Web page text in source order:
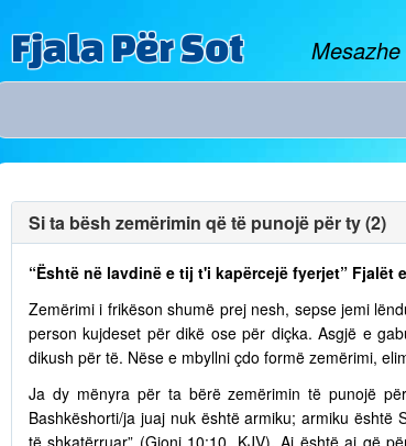
Fjala Për Sot
Si ta bësh zemërimin që të punojë për ty (2)
“Është në lavdinë e tij t'i kapërcejë fyerjet” Fjalët
Zemërimi i frikëson shumë prej nesh, sepse jemi
person kujdeset për dikë ose për diçka. Asgjë e
dikush për të. Nëse e mbyllni çdo formë zemërimi,
Ja dy mënyra për ta bërë zemërimin të punojë
Bashkëshorti/ja juaj nuk është armiku; armiku
të shkatërruar” (Gjoni 10:10, KJV). Ai është ai që